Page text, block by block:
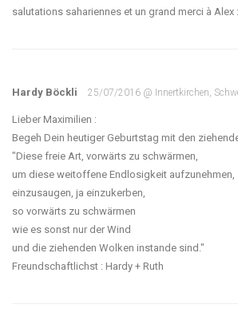
salutations sahariennes et un grand merci à Alex
Hardy Böckli 25/07/2016 @ Innertkirchen,
Lieber Maximilien :
Begeh Dein heutiger Geburtstag mit den
"Diese freie Art, vorwärts zu schwärmen,
um diese weitoffene Endlosigkeit aufzunehmen,
einzusaugen, ja einzukerben,
so vorwärts zu schwärmen
wie es sonst nur der Wind
und die ziehenden Wolken instande sind."
Freundschaftlichst : Hardy + Ruth